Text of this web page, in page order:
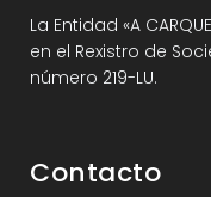
La Entidad «A
en el Rexistro de
número 219-LU.
Contacto